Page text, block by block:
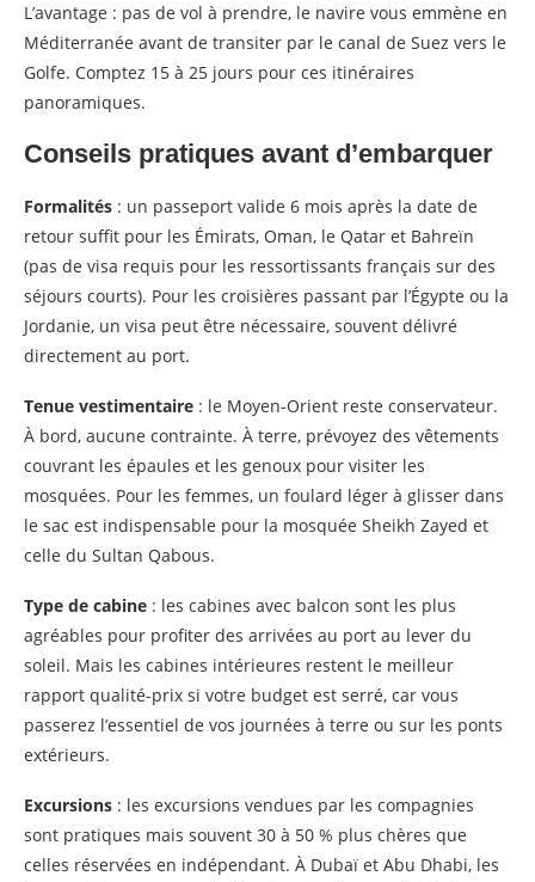
L’avantage : pas de vol à prendre, le navire vous emmène en
Méditerranée avant de transiter par le canal de Suez vers le
Golfe. Comptez 15 à 25 jours pour ces itinéraires
panoramiques.
Conseils pratiques avant d’embarquer
Formalités : un passeport valide 6 mois après la date de
retour suffit pour les Émirats, Oman, le Qatar et Bahreïn
(pas de visa requis pour les ressortissants français sur des
séjours courts). Pour les croisières passant par l’Égypte ou la
Jordanie, un visa peut être nécessaire, souvent délivré
directement au port.
Tenue vestimentaire : le Moyen-Orient reste conservateur.
À bord, aucune contrainte. À terre, prévoyez des vêtements
couvrant les épaules et les genoux pour visiter les
mosquées. Pour les femmes, un foulard léger à glisser dans
le sac est indispensable pour la mosquée Sheikh Zayed et
celle du Sultan Qabous.
Type de cabine : les cabines avec balcon sont les plus
agréables pour profiter des arrivées au port au lever du
soleil. Mais les cabines intérieures restent le meilleur
rapport qualité-prix si votre budget est serré, car vous
passerez l’essentiel de vos journées à terre ou sur les ponts
extérieurs.
Excursions : les excursions vendues par les compagnies
sont pratiques mais souvent 30 à 50 % plus chères que
celles réservées en indépendant. À Dubaï et Abu Dhabi, les